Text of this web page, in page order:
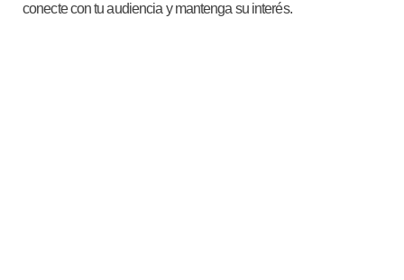
conecte con tu audiencia y mantenga su interés.